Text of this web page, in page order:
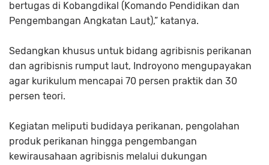
bertugas di Kobangdikal (Komando Pendidikan dan
Pengembangan Angkatan Laut),” katanya.
Sedangkan khusus untuk bidang agribisnis perikanan
dan agribisnis rumput laut, Indroyono mengupayakan
agar kurikulum mencapai 70 persen praktik dan 30
persen teori.
Kegiatan meliputi budidaya perikanan, pengolahan
produk perikanan hingga pengembangan
kewirausahaan agribisnis melalui dukungan